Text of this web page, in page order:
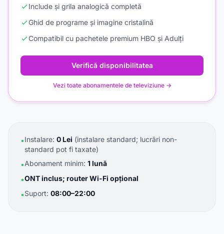
Include și grila analogică completă
Ghid de programe și imagine cristalină
Compatibil cu pachetele premium HBO și Adulți
Verifică disponibilitatea
Vezi toate abonamentele de televiziune →
•Instalare: 0 Lei (instalare standard; lucrări non-
standard pot fi taxate)
•Abonament minim: 1 lună
•ONT inclus; router Wi-Fi opțional
•Suport: 08:00–22:00